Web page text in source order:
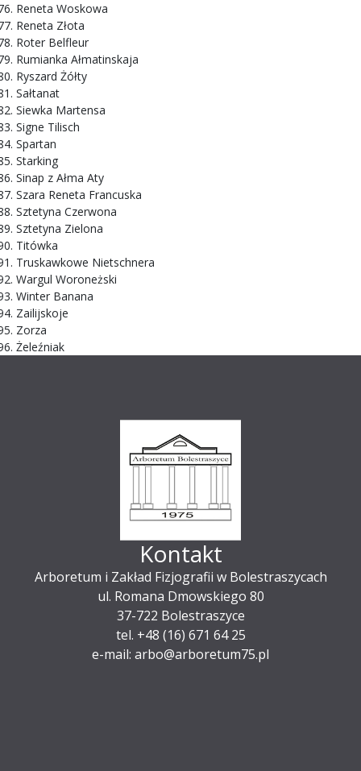
Reneta Woskowa
Reneta Złota
Roter Belfleur
Rumianka Ałmatinskaja
Ryszard Żółty
Sałtanat
Siewka Martensa
Signe Tilisch
Spartan
Starking
Sinap z Ałma Aty
Szara Reneta Francuska
Sztetyna Czerwona
Sztetyna Zielona
Titówka
Truskawkowe Nietschnera
Wargul Woroneżski
Winter Banana
Zailijskoje
Zorza
Żeleźniak
Kontakt
Arboretum i Zakład Fizjografii w Bolestraszycach
ul. Romana Dmowskiego 80
37-722 Bolestraszyce
tel. +48 (16) 671 64 25
e-mail: arbo@arboretum75.pl